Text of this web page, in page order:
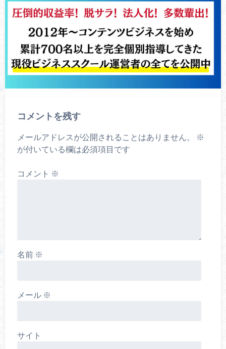
コメントを残す
メールアドレスが公開されることはありません。
※
が付いている欄は必須項目です
コメント ※
名前 ※
メール ※
サイト